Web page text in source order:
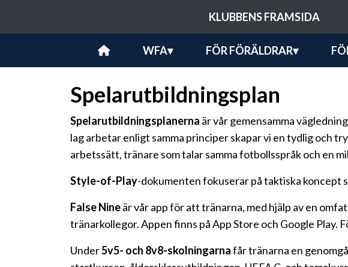
KLUBBENS FRAMSIDA
WFA▾ FÖR FÖRÄLDRAR▾
Spelarutbildningsplan
Spelarutbildningsplanerna är vår gemensamma
lag arbetar enligt samma principer skapar vi en tydlig och
arbetssätt, tränare som talar samma fotbollsspråk och en
Style-of-Play-dokumenten fokuserar på taktiska koncept
False Nineär vår app för att tränarna, med hjälp av en
tränarkollegor. Appen finns på App Store och Google Play.
Under5v5- och 8v8-skolningarnafår tränarna en